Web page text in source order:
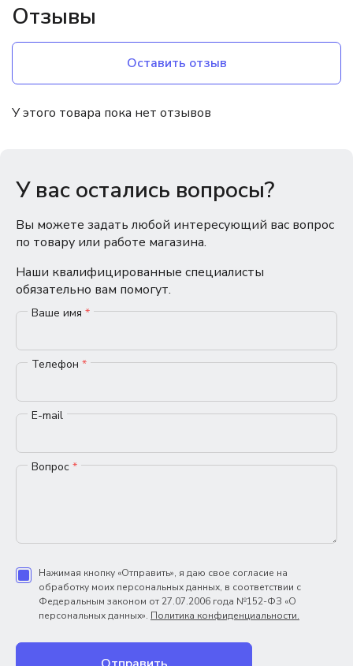
Отзывы
Оставить отзыв
У этого товара пока нет отзывов
У вас остались вопросы?
Вы можете задать любой интересующий вас вопрос
по товару или работе магазина.
Наши квалифицированные специалисты
обязательно вам помогут.
Ваше имя *
Телефон *
E-mail
Вопрос *
Нажимая кнопку «Отправить», я даю свое согласие на
обработку моих персональных данных, в соответствии с
Федеральным законом от 27.07.2006 года №152-ФЗ «О
персональных данных». Политика конфиденциальности.